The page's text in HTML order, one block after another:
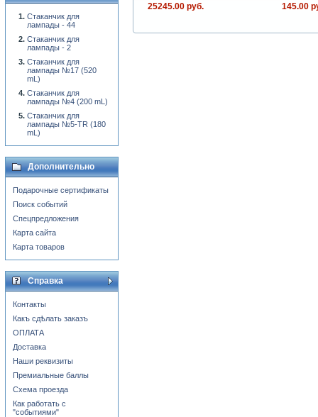
25245.00 руб.
145.00
Стаканчик для
лампады - 44
Стаканчик для
лампады - 2
Стаканчик для
лампады №17 (520
mL)
Стаканчик для
лампады №4 (200 mL)
Стаканчик для
лампады №5-TR (180
mL)
Дополнительно
Подарочные сертификаты
Поиск событий
Спецпредложения
Карта сайта
Карта товаров
Справка
Контакты
Какъ сдѣлать заказъ
ОПЛАТА
Доставка
Наши реквизиты
Премиальные баллы
Схема проезда
Как работать с
"событиями"